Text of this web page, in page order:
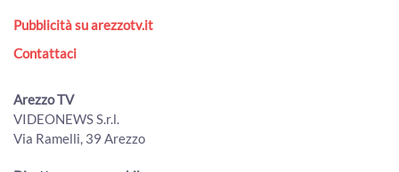
00:02:07 - Martedì, 02 Giugno 2026
ArezzoTV
Pubblicità su arezzotv.it
Contattaci
Arezzo TV
VIDEONEWS S.r.l.
Via Ramelli, 39 Arezzo